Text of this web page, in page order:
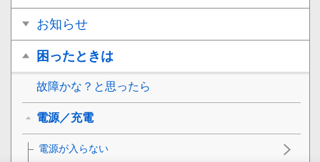
お知らせ
困ったときは
故障かな？と思ったら
電源／充電
電源が入らない